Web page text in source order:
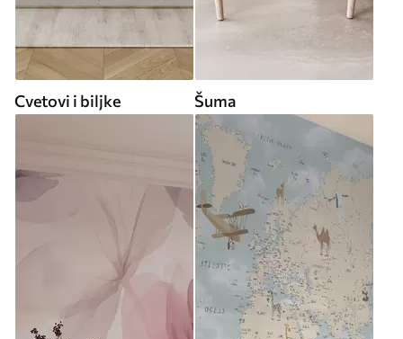
Cvetovi i biljke Šuma